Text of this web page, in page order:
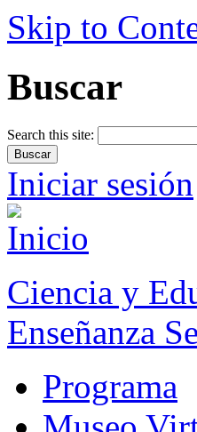
Skip to
Buscar
Search this site:
Iniciar sesión
Ciencia y
Enseñanza
Programa